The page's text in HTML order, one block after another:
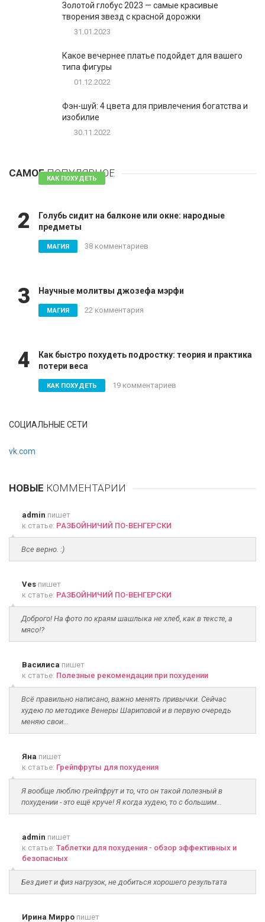
Золотой глобус 2023 — самые красивые
творения звезд с красной дорожки
31.01.2023
Какое вечернее платье подойдет для вашего
типа фигуры
01.12.2022
Фэн-шуй: 4 цвета для привлечения богатства и
изобилие
30.11.2022
САМОЕПОПУЛЯРНОЕ
КАК ПОХУДЕТЬ 81 комментарий
2
Голубь сидит на балконе или окне: народные
предметы
МАГИЯ 38 комментариев
3 Научные молитвы джозефа мэрфи
МАГИЯ 22 комментария
4
Как быстро похудеть подростку: теория и практика
потери веса
КАК ПОХУДЕТЬ 19 комментариев
СОЦИАЛЬНЫЕ СЕТИ
vk.com
НОВЫЕ КОММЕНТАРИИ
admin пишет
к статье: РАЗБОЙНИЧИЙ ПО-ВЕНГЕРСКИ
Все верно. :)
Ves пишет
к статье: РАЗБОЙНИЧИЙ ПО-ВЕНГЕРСКИ
Доброго! На фото по краям шашлыка не хлеб, как в тексте, а
мясо!?
Василиса пишет
к статье: Полезные рекомендации при похудении
Всё правильно написано, важно менять привычки. Сейчас
худею по методике Венеры Шариповой и в первую очередь
меняю свои...
Яна пишет
к статье: Грейпфруты для похудения
Я вообще люблю грейпфрут и то, что он такой полезный в
похудении - это ещё круче! Я когда худею, то с большим...
admin пишет
к статье: Таблетки для похудения - обзор эффективных и
безопасных
Без диет и физ нагрузок, не добиться хорошего результата
Ирина Мирро пишет